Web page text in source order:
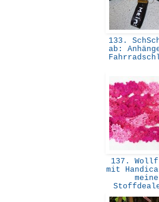
133.
ab:
137.
mit
meine